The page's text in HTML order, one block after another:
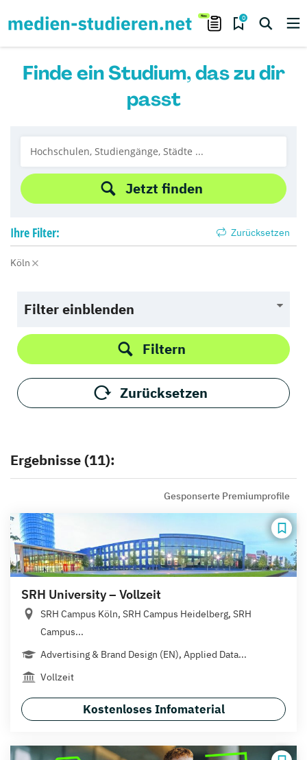
0
Finde ein Studium, das zu dir
passt
Jetzt finden
Ihre Filter: Zurücksetzen
Köln
Filter einblenden
Filtern
Zurücksetzen
Ergebnisse (11):
Gesponserte Premiumprofile
SRH University – Vollzeit
SRH Campus Köln, SRH Campus Heidelberg, SRH
Campus...
Advertising & Brand Design (EN), Applied Data...
Vollzeit
Kostenloses Infomaterial